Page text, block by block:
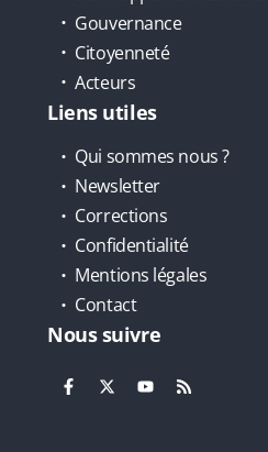
Gouvernance
Citoyenneté
Acteurs
Liens utiles
Qui sommes nous ?
Newsletter
Corrections
Confidentialité
Mentions légales
Contact
Nous suivre